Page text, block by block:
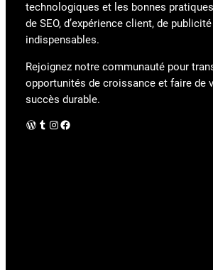
technologiques et les bonnes
de SEO, d’expérience client, de
indispensables.
Rejoignez notre communauté pour
opportunités de croissance et faire de
succès durable.
WordPress Instagram Facebook